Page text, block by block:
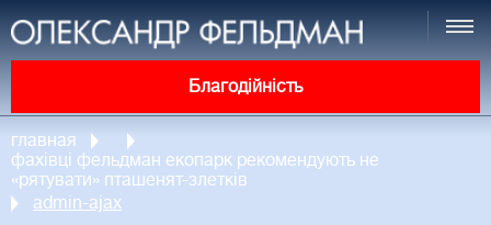
Благодійність
главная
фахівці фельдман екопарк рекомендують не
«рятувати» пташенят-злетків
admin-ajax